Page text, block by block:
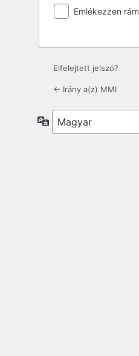
Emlékezzen rám
Elfelejtett jelszó?
← Irány a(z) MMI
Nyelv